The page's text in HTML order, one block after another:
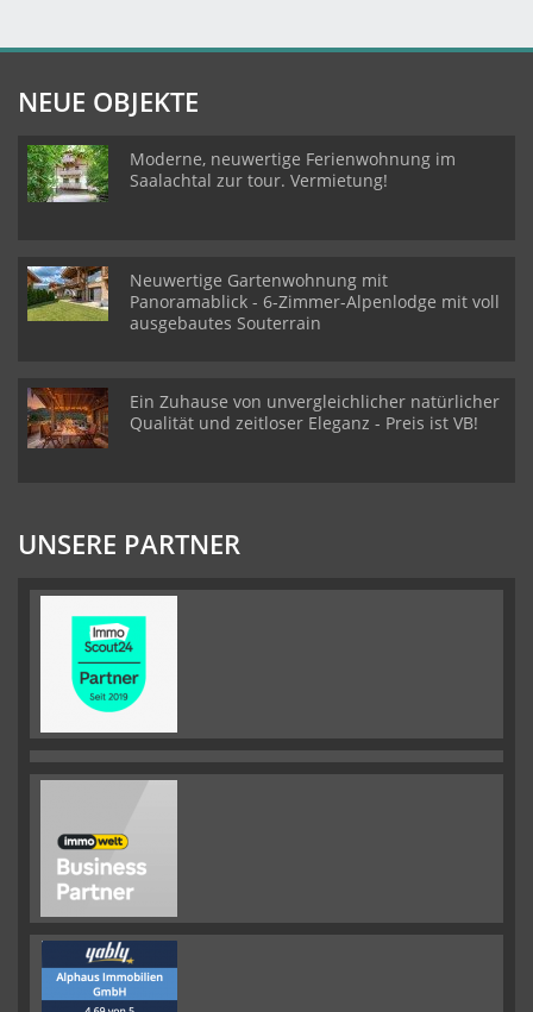
NEUE OBJEKTE
Moderne, neuwertige Ferienwohnung im
Saalachtal zur tour. Vermietung!
Neuwertige Gartenwohnung mit
Panoramablick - 6-Zimmer-Alpenlodge mit voll
ausgebautes Souterrain
Ein Zuhause von unvergleichlicher natürlicher
Qualität und zeitloser Eleganz - Preis ist VB!
UNSERE PARTNER